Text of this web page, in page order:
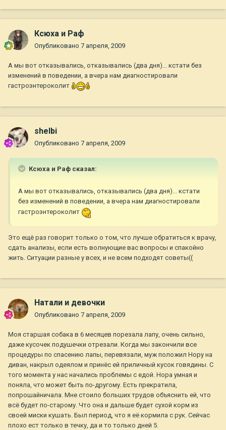
Ксюха и Раф
Опубликовано 7 апреля, 2009
А мы вот отказывались, отказывались (два дня)... кстати без
изменений в поведении, а вчера нам диагностировали
гастроэнтероколит
shelbi
Опубликовано 7 апреля, 2009
Ксюха и Раф сказал:
А мы вот отказывались, отказывались (два дня)... кстати
без изменений в поведении, а вчера нам диагностировали
гастроэнтероколит
Это ещё раз говорит только о том, что лучше обратиться к врачу,
сдать анализы, если есть волнующие вас вопросы и спакойно
жить. Ситуации разные у всех, и не всем подходят советы((
Натали и девочки
Опубликовано 7 апреля, 2009
Моя старшая собака в 6 месяцев порезала лапу, очень сильно,
даже кусочек подушечки отрезали. Когда мы закончили все
процедуры по спасению лапы, перевязали, муж положил Нору на
диван, накрыл одеялом и принёс ей приличный кусок говядины. С
того момента у нас начались проблемы с едой. Нора умная и
поняла, что может быть по-другому. Есть прекратила,
попрошайничала. Мне стоило больших трудов объяснить ей, что
всё будет по-старому. Что она и дальше будет сухой корм из
своей миски кушать. Был период, что я её кормила с рук. Сейчас
плохо ест только в течку, да и то только дней 5.